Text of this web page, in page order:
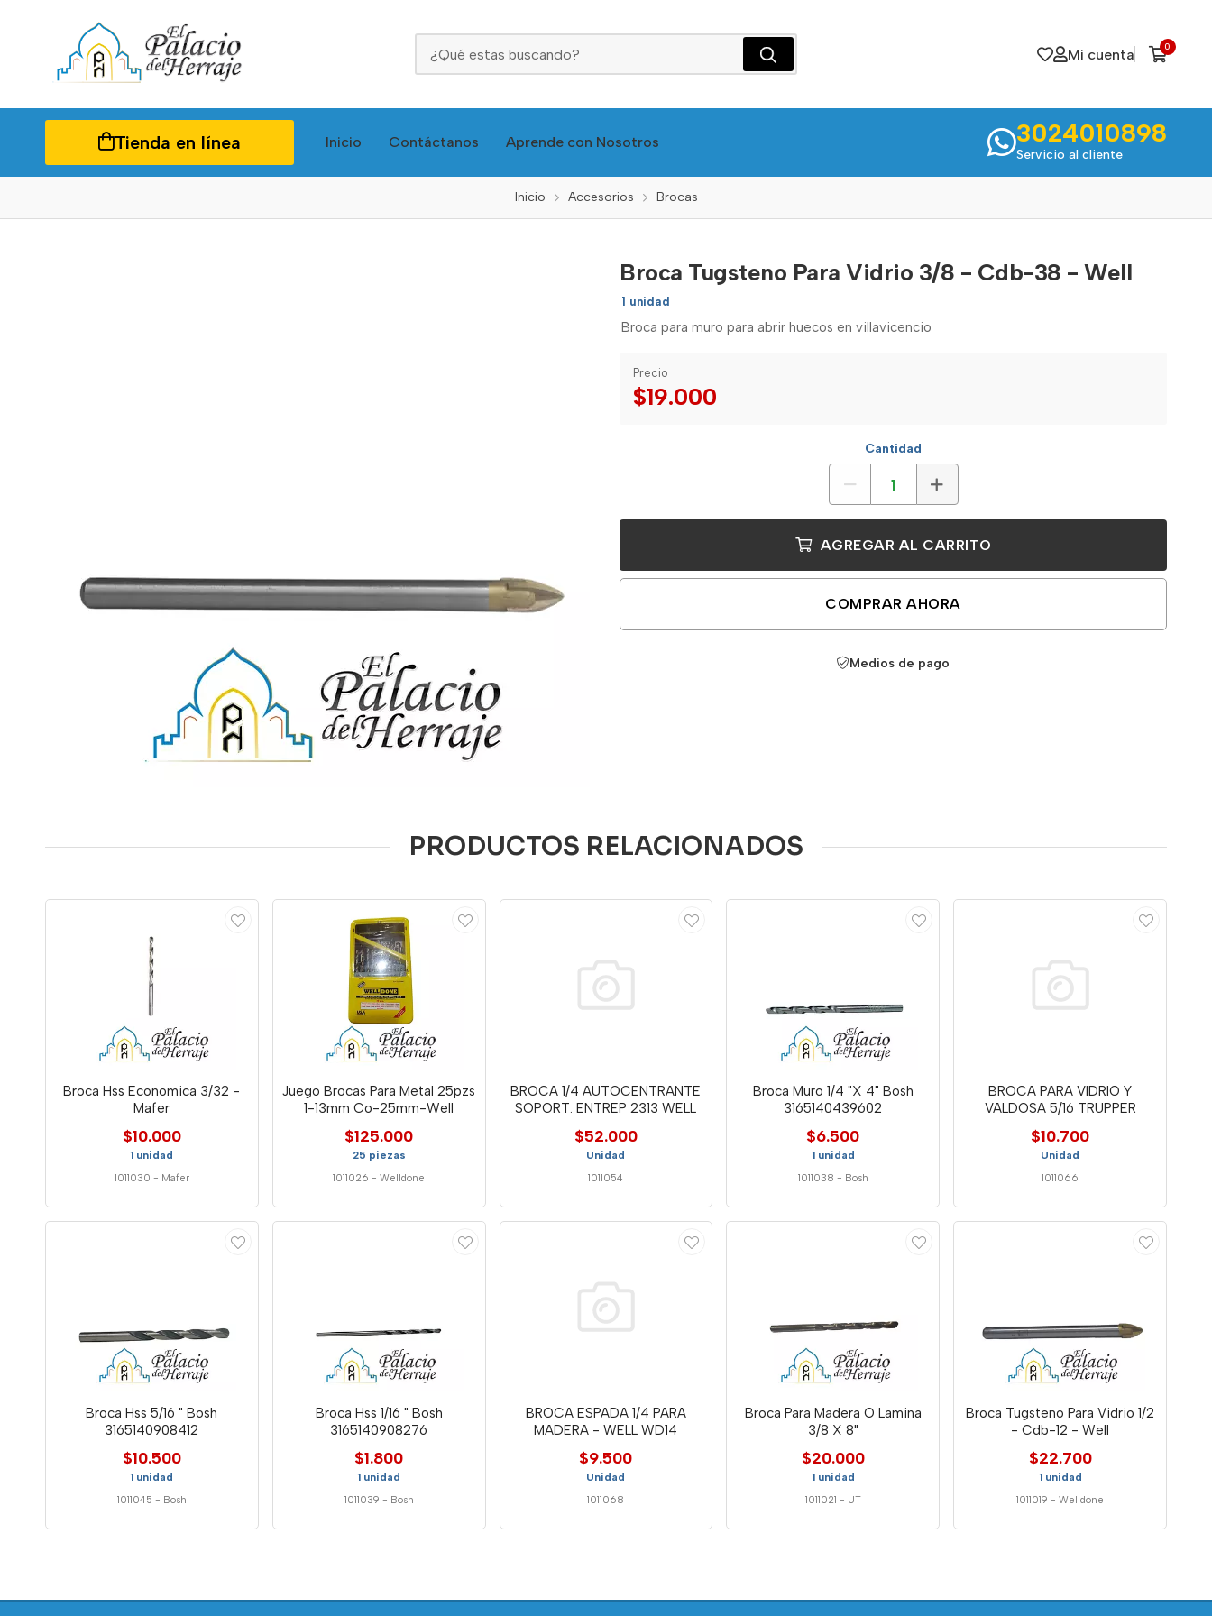
Mi cuenta 0
Tienda en línea Inicio Contáctanos Aprende con Nosotros 3024010898
Servicio al cliente
Inicio Accesorios Brocas
Broca Tugsteno Para Vidrio 3/8 - Cdb-38 - Well
1 unidad
Broca para muro para abrir huecos en villavicencio
Precio
$19.000
Cantidad
AGREGAR AL CARRITO
COMPRAR AHORA
Medios de pago
PRODUCTOS RELACIONADOS
Broca Hss Economica 3/32 -
Mafer
$10.000
1 unidad
1011030 - Mafer
Juego Brocas Para Metal 25pzs
1-13mm Co-25mm-Well
$125.000
25 piezas
1011026 -Welldone
BROCA 1/4 AUTOCENTRANTE
SOPORT. ENTREP 2313 WELL
$52.000
Unidad
1011054
Broca Muro 1/4 "X 4" Bosh
3165140439602
$6.500
1 unidad
1011038 - Bosh
BROCA PARA VIDRIO Y
VALDOSA 5/16 TRUPPER
$10.700
Unidad
1011066
Broca Hss 5/16 " Bosh
3165140908412
$10.500
1 unidad
1011045 - Bosh
Broca Hss 1/16 " Bosh
3165140908276
$1.800
1 unidad
1011039 - Bosh
BROCA ESPADA 1/4 PARA
MADERA - WELL WD14
$9.500
Unidad
1011068
Broca Para Madera O Lamina
3/8 X 8"
$20.000
1 unidad
1011021 - UT
Broca Tugsteno Para Vidrio 1/2
- Cdb-12 - Well
$22.700
1 unidad
1011019 -Welldone